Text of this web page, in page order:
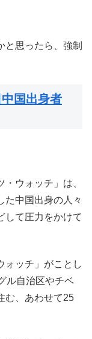
と思ったら、強制
国出身者
ウォッチ」は、
た中国出身の人々
して圧力をかけて
ォッチ」がことし
ル自治区やチベ
む、あわせて25